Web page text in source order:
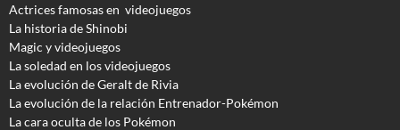
Actrices famosas en videojuegos
La historia de Shinobi
Magic y videojuegos
La soledad en los videojuegos
La evolución de Geralt de Rivia
La evolución de la relación Entrenador-Pokémon
La cara oculta de los Pokémon